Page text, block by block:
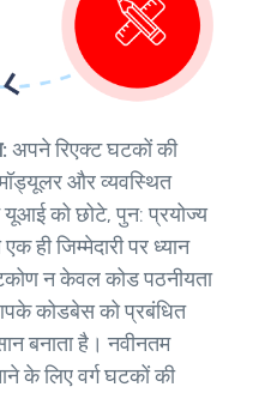
अपने रिएक्ट घटकों की
और व्यवस्थित
को छोटे, पुन: प्रयोज्य
ही जिम्मेदारी पर ध्यान
न केवल कोड पठनीयता
कोडबेस को प्रबंधित
बनाता है। नवीनतम
के लिए वर्ग घटकों की